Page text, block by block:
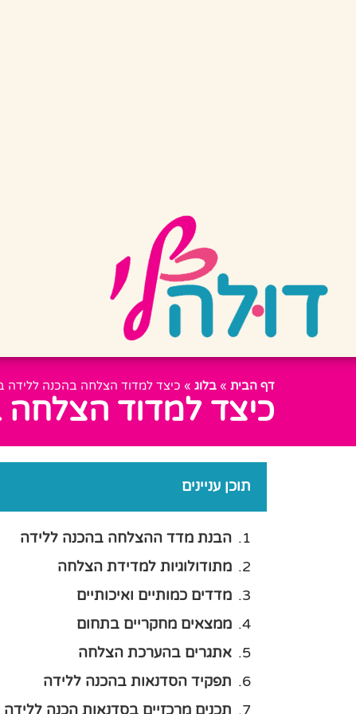
דף הבית » בלוג » כיצד למדוד הצלחה בהכנה ללידה
כיצד למדוד הצלחה
תוכן עניינים
הבנת מדד ההצלחה בהכנה ללידה
מתודולוגיות למדידת הצלחה
מדדים כמותיים ואיכותיים
ממצאים מחקריים בתחום
אתגרים בהערכת הצלחה
תפקיד הסדנאות בהכנה ללידה
תכנים מרכזיים בסדנאות הכנה ללידה